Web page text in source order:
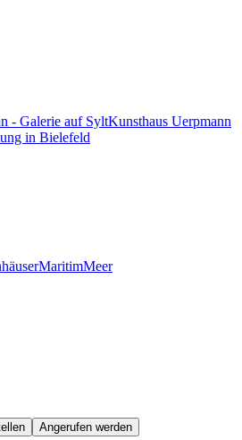
- Galerie auf SyltKunsthaus Uerpmann
in Bielefeld
MaritimMeer
Angerufen werden